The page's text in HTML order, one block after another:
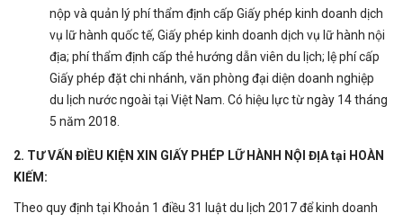
nộp và quản lý phí thẩm định cấp Giấy phép kinh doanh dịch
vụ lữ hành quốc tế, Giấy phép kinh doanh dịch vụ lữ hành nội
địa; phí thẩm định cấp thẻ hướng dẫn viên du lịch; lệ phí cấp
Giấy phép đặt chi nhánh, văn phòng đại diện doanh nghiệp
du lịch nước ngoài tại Việt Nam. Có hiệu lực từ ngày 14 tháng
5 năm 2018.
2. TƯ VẤN ĐIỀU KIỆN XIN GIẤY PHÉP LỮ HÀNH NỘI ĐỊA tại HOÀN
KIẾM:
Theo quy định tại Khoản 1 điều 31 luật du lịch 2017 để kinh doanh